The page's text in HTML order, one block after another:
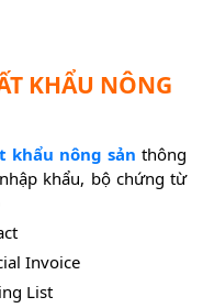
KHẨU NÔNG
khẩu nông sản thông
khẩu, bộ chứng từ
Invoice
List